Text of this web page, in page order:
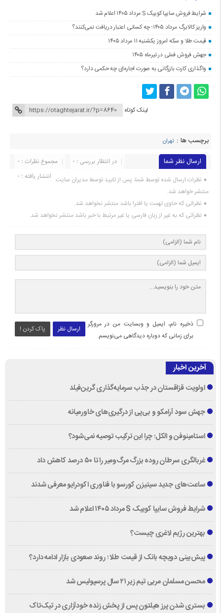
شرایط فروش سایپا کوییک S مرداد ۱۴۰۵ اعلام شد
واریز کالابرگ مرداد ۱۴۰۵؛ چه کسانی اعتبار دریافت نمی‌کنند؟
قیمت طلا و سکه امروز یکشنبه ۱۱ مرداد ۱۴۰۵
جهش فروش فملی در تیرماه ۱۴۰۵
واگذاری کارت بازرگانی به صورت اجاره‌ای چه حکمی دارد؟
لینک کوتاه
برچسب ها : تهران
ارسال نظر شما مجموع نظرات : 0
در انتظار بررسی : 0
انتشار یافته : 0 نظرات ارسال شده توسط شما، پس از تایید توسط مدیران سایت
منتشر خواهد شد.
نظراتی که حاوی تهمت یا افترا باشد منتشر نخواهد شد.
نظراتی که به غیر از زبان فارسی یا غیر مرتبط با خبر باشد منتشر نخواهد شد.
ارسال نظر پاک کردن !
ذخیره نام، ایمیل و وبسایت من در مرورگر
برای زمانی که دوباره دیدگاهی می‌نویسم.
آخرین اخبار
اولویت قزاقستان در جذب سرمایه‌گذاری گرین‌فیلد
جهش سود آرامکو و بی‌پی از درگیری‌های خاورمیانه
استامینوفن و الکل؛ چرا این ترکیب توصیه نمی‌شود؟
غربالگری سرطان روده بزرگ مرگ‌ومیر را تا ۵۰ درصد کاهش داد
ساعت‌های جدید سیتیزن کورسو با فناوری اکودرایو معرفی شدند
شرایط فروش سایپا کوییک S مرداد ۱۴۰۵ اعلام شد
بهترین رژیم لاغری چیست؟
پیش‌بینی دویچه‌ بانک از قیمت طلا ؛ روند صعودی بازار ادامه دارد؟
محسن مسلمان مربی تیم زیر ۲۱ سال پرسپولیس شد
بستری شدن پرز هیلتون پس از پخش زنده خودآزاری در تیک‌تاک